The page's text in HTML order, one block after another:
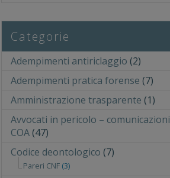
Categorie
Adempimenti antiriclaggio (2)
Adempimenti pratica forense (7)
Amministrazione trasparente (1)
Avvocati in pericolo – comunicazioni
COA(47)
Codice deontologico (7)
Pareri CNF (3)